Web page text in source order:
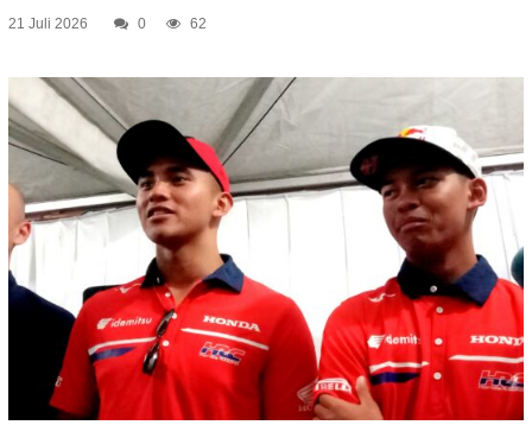
21 Juli 2026 0 62